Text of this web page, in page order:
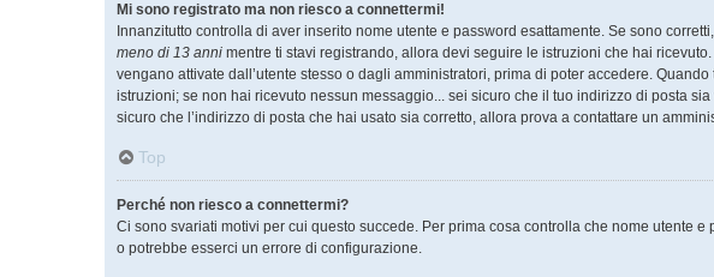
Mi sono registrato ma non riesco a connettermi!
Innanzitutto controlla di aver inserito nome utente e password esattamente. Se sono
meno di 13 anni mentre ti stavi registrando, allora devi seguire le istruzioni che hai
vengano attivate dall’utente stesso o dagli amministratori, prima di poter accedere.
istruzioni; se non hai ricevuto nessun messaggio... sei sicuro che il tuo indirizzo di posta
sicuro che l’indirizzo di posta che hai usato sia corretto, allora prova a contattare un
Top
Perché non riesco a connettermi?
Ci sono svariati motivi per cui questo succede. Per prima cosa controlla che nome utente
o potrebbe esserci un errore di configurazione.